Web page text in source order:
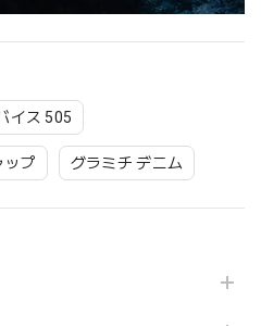
イス 505
ップ グラミチ デニム